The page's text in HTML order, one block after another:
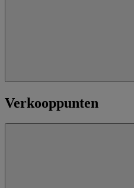
Verkooppunten